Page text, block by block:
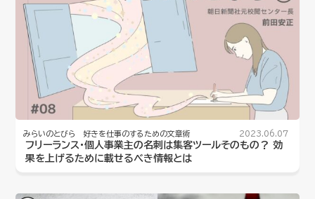
みらいのとびら 好きを仕事のするための文章術 2023.06.07
フリーランス・個人事業主の名刺は集客ツールそのもの？ 効
果を上げるために載せるべき情報とは